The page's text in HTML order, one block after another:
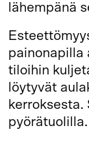
lähempänä
painonapilla
tiloihin
löytyvät
kerroksesta.
pyörätuolilla.